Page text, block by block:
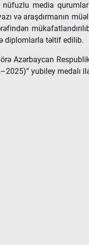
media
və araşdırmanın
diplomlarla təltif edilib.
Azərbaycan
yubiley medalı